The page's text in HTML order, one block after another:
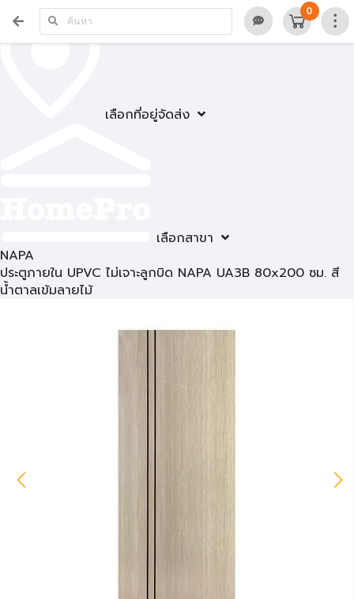
เลือกที่อยู่จัดส่ง
เลือกสาขา
0
NAPA
ประตูภายใน UPVC ไม่เจาะลูกบิด NAPA UA3B 80x200 ซม. สี
น้ำตาลเข้มลายไม้